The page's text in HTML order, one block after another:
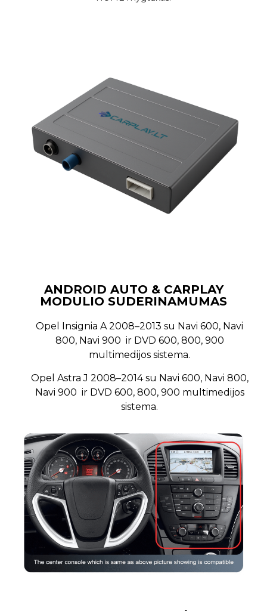
ANDROID AUTO & CARPLAY
MODULIO SUDERINAMUMAS
Opel Insignia A 2008–2013 su Navi 600, Navi
800, Navi 900 ir DVD 600, 800, 900
multimedijos sistema.
Opel Astra J 2008–2014 su Navi 600, Navi 800,
Navi 900 ir DVD 600, 800, 900 multimedijos
sistema.